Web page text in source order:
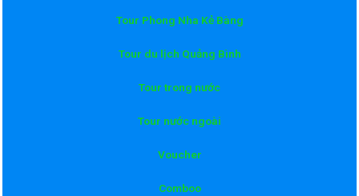
Tour Phong Nha Kẻ Bàng
Tour du lịch Quảng Bình
Tour trong nước
Tour nước ngoài
Voucher
Comboo